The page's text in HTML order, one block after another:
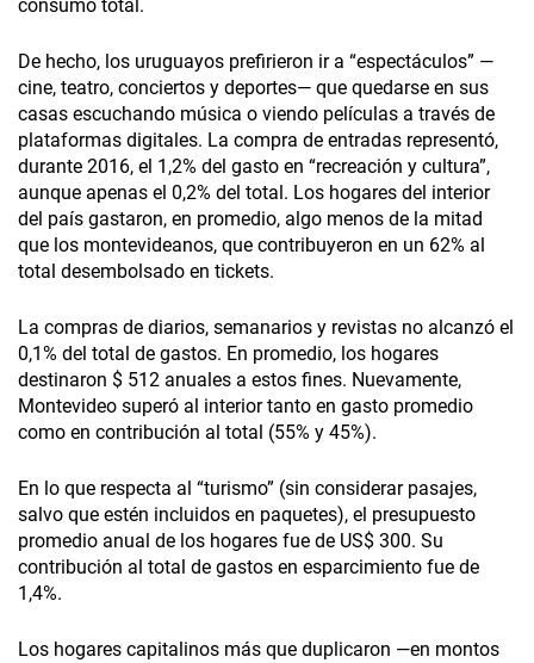
consumo total.
De hecho, los uruguayos prefirieron ir a “espectáculos” —
cine, teatro, conciertos y deportes— que quedarse en sus
casas escuchando música o viendo películas a través de
plataformas digitales. La compra de entradas representó,
durante 2016, el 1,2% del gasto en “recreación y cultura”,
aunque apenas el 0,2% del total. Los hogares del interior
del país gastaron, en promedio, algo menos de la mitad
que los montevideanos, que contribuyeron en un 62% al
total desembolsado en tickets.
La compras de diarios, semanarios y revistas no alcanzó el
0,1% del total de gastos. En promedio, los hogares
destinaron $ 512 anuales a estos fines. Nuevamente,
Montevideo superó al interior tanto en gasto promedio
como en contribución al total (55% y 45%).
En lo que respecta al “turismo” (sin considerar pasajes,
salvo que estén incluidos en paquetes), el presupuesto
promedio anual de los hogares fue de US$ 300. Su
contribución al total de gastos en esparcimiento fue de
1,4%.
Los hogares capitalinos más que duplicaron —en montos